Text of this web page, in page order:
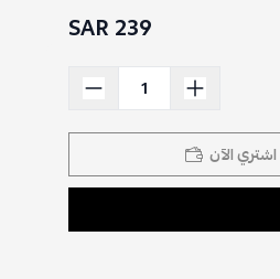
239 SAR
اشتري الآن